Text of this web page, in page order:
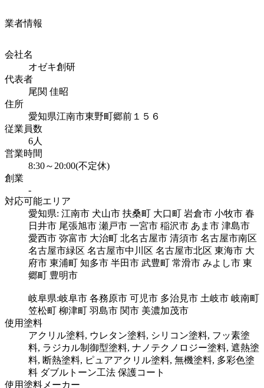
業者情報
会社名
オゼキ創研
代表者
尾関 佳昭
住所
愛知県江南市東野町郷前１５６
従業員数
6人
営業時間
8:30～20:00(不定休)
創業
-
対応可能エリア
愛知県: 江南市 犬山市 扶桑町 大口町 岩倉市 小牧市 春
日井市 尾張旭市 瀬戸市 一宮市 稲沢市 あま市 津島市
愛西市 弥富市 大治町 北名古屋市 清須市 名古屋市南区
名古屋市緑区 名古屋市中川区 名古屋市北区 東海市 大
府市 東浦町 知多市 半田市 武豊町 常滑市 みよし市 東
郷町 豊明市
岐阜県:岐阜市 各務原市 可児市 多治見市 土岐市 岐南町
笠松町 柳津町 羽島市 関市 美濃加茂市
使用塗料
アクリル塗料, ウレタン塗料, シリコン塗料, フッ素塗
料, ラジカル制御型塗料, ナノテクノロジー塗料, 遮熱塗
料, 断熱塗料, ピュアアクリル塗料, 無機塗料, 多彩色塗
料 ダブルトーン工法 保護コート
使用塗料メーカー